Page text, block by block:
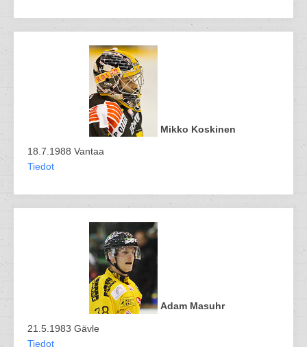
Mikko Koskinen
18.7.1988 Vantaa
Tiedot
Adam Masuhr
21.5.1983 Gävle
Tiedot